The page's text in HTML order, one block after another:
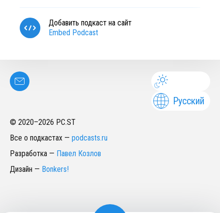
Добавить подкаст на сайт
Embed Podcast
Русский
© 2020–2026 PC.ST
Все о подкастах — podcasts.ru
Разработка — Павел Козлов
Дизайн — Bonkers!